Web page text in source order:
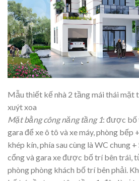
Mẫu thiết kế nhà 2 tầng mái thái mặt
xuýt xoa
Mặt bằng công năng tầng 1: được bố
gara để xe ô tô và xe máy, phòng bếp
khép kín, phía sau cùng là WC chung
cổng và gara xe được bố trí bên trái,
phòng phòng khách bố trí bên phải.